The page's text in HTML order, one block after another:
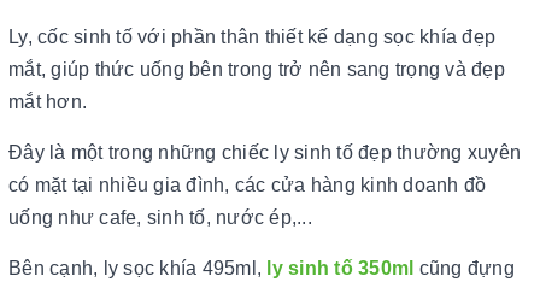
Ly, cốc sinh tố với phần thân thiết kế dạng sọc khía đẹp
mắt, giúp thức uống bên trong trở nên sang trọng và đẹp
mắt hơn.
Đây là một trong những chiếc ly sinh tố đẹp thường xuyên
có mặt tại nhiều gia đình, các cửa hàng kinh doanh đồ
uống như cafe, sinh tố, nước ép,...
Bên cạnh, ly sọc khía 495ml, ly sinh tố 350ml cũng đựng